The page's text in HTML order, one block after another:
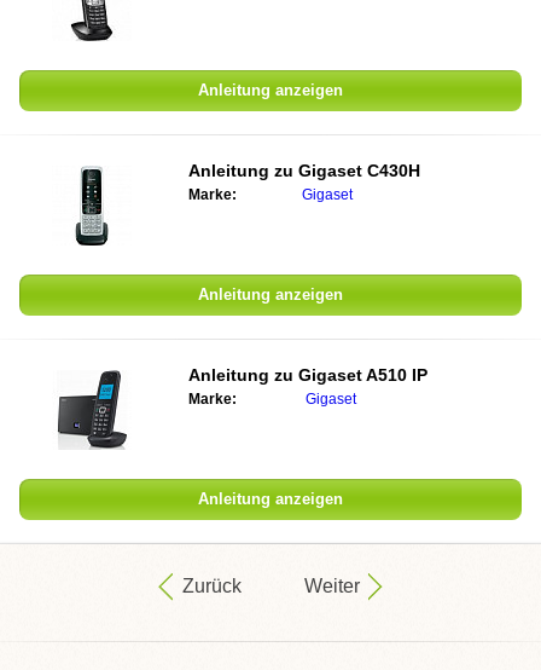
Anleitung anzeigen
Anleitung zu Gigaset C430H
Marke: Gigaset
Anleitung anzeigen
Anleitung zu Gigaset A510 IP
Marke: Gigaset
Anleitung anzeigen
Zurück Weiter